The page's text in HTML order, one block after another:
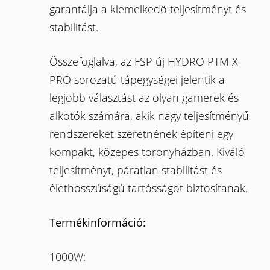
garantálja a kiemelkedő teljesítményt és
stabilitást.
Összefoglalva, az FSP új HYDRO PTM X
PRO sorozatú tápegységei jelentik a
legjobb választást az olyan gamerek és
alkotók számára, akik nagy teljesítményű
rendszereket szeretnének építeni egy
kompakt, közepes toronyházban. Kiváló
teljesítményt, páratlan stabilitást és
élethosszúságú tartósságot biztosítanak.
Termékinformáció:
1000W: